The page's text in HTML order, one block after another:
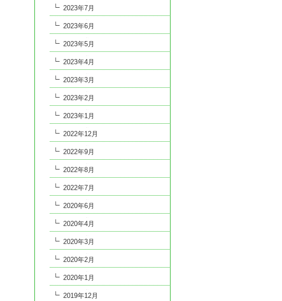
2023年7月
2023年6月
2023年5月
2023年4月
2023年3月
2023年2月
2023年1月
2022年12月
2022年9月
2022年8月
2022年7月
2020年6月
2020年4月
2020年3月
2020年2月
2020年1月
2019年12月